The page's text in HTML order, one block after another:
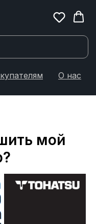
О нас
мой